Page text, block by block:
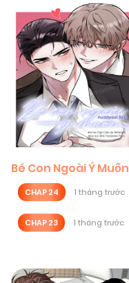
Bé Con Ngoài Ý Muốn
CHAP 24 1 tháng trước
CHAP 23 1 tháng trước